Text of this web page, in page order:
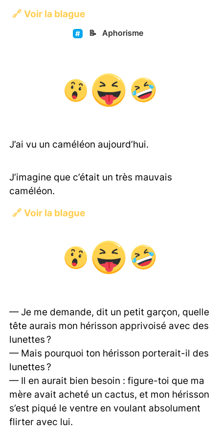
🔗 Voir la blague
📝 Aphorisme
J’ai vu un caméléon aujourd’hui.
J’imagine que c’était un très mauvais
caméléon.
🔗 Voir la blague
— Je me demande, dit un petit garçon, quelle
tête aurais mon hérisson apprivoisé avec des
lunettes ?
— Mais pourquoi ton hérisson porterait-il des
lunettes ?
— Il en aurait bien besoin : figure-toi que ma
mère avait acheté un cactus, et mon hérisson
s’est piqué le ventre en voulant absolument
flirter avec lui.